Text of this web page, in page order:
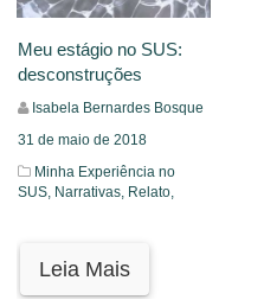
Meu estágio no SUS:
desconstruções
Isabela Bernardes Bosque
31 de maio de 2018
Minha Experiência no
SUS, Narrativas, Relato,
Leia Mais